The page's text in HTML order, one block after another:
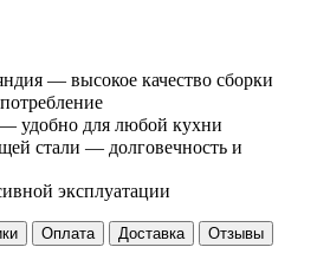
— высокое качество сборки
удобно для любой кухни
стали — долговечность и
эксплуатации
Оплата Доставка
Отзывы